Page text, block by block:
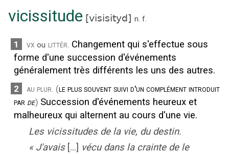
vicissitude [visisityd] n. f.
1 vx ou littér. Changement qui s'effectue sous
forme d'une succession d'événements
généralement très différents les uns des autres.
2 au plur. (le plus souvent suivi d'un complément introduit
par de) Succession d'événements heureux et
malheureux qui alternent au cours d'une vie.
Les vicissitudes de la vie, du destin.
« J'avais [...] vécu dans la crainte de le